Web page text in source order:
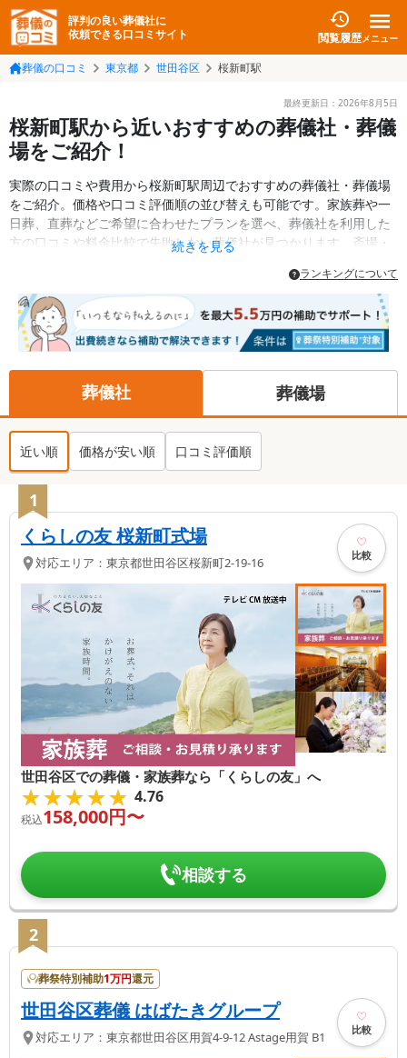
評判の良い葬儀社に
依頼できる口コミサイト
閲覧履歴メニュー
葬儀の口コミ 東京都 世田谷区 桜新町駅
最終更新日： 2026年8月5日
桜新町駅から近いおすすめの葬儀社・葬儀
場をご紹介！
実際の口コミや費用から桜新町駅周辺でおすすめの葬儀社・葬儀場
をご紹介。価格や口コミ評価順の並び替えも可能です。家族葬や一
日葬、直葬などご希望に合わせたプランを選べ、葬儀社を利用した
方の口コミや料金比較で失敗しない葬儀社が見つかります。斎場・
情報も掲載しています。24時間の相談受付で深夜・早朝でも対応可
能です。
続きを見る
ランキングについて
葬儀社 葬儀場
近い順 価格が安い順 口コミ評価順
1
くらしの友 桜新町式場
対応エリア： 東京都世田谷区桜新町2-19-16 比較
世田谷区での葬儀・家族葬なら「くらしの友」へ
★★★★★
★★★★★ 4.76
税込158,000円〜
相談する
2
葬祭特別補助1万円還元
世田谷区葬儀 はばたきグループ
対応エリア： 東京都世田谷区用賀4-9-12 Astage用賀 B1 比較